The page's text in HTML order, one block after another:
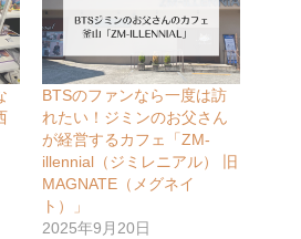
BTSのファンなら一度は訪
れたい！ジミンのお父さん
が経営するカフェ「ZM‐
illennial（ジミレニアル） 旧
MAGNATE（メグネイ
ト）」
2025年9月20日